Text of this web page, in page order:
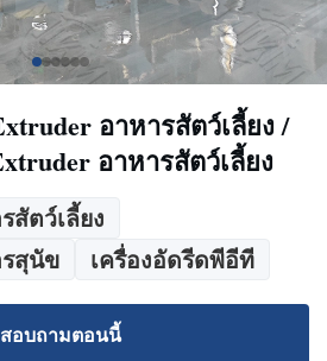
อาหารสัตว์เลี้ยง /
อาหารสัตว์เลี้ยง
สัตว์เลี้ยง
สุนัข
เครื่องอัดรีดพีอีที
สอบถามตอนนี้